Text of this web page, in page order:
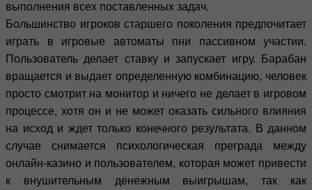
выполнения всех поставленных задач.
Большинство игроков старшего поколения предпочитает
играть в игровые автоматы пни пассивном участии.
Пользователь делает ставку и запускает игру. Барабан
вращается и выдает определенную комбинацию, человек
просто смотрит на монитор и ничего не делает в игровом
процессе, хотя он и не может оказать сильного влияния
на исход и ждет только конечного результата. В данном
случае снимается психологическая преграда между
онлайн-казино и пользователем, которая может привести
к внушительным денежным выигрышам, так как